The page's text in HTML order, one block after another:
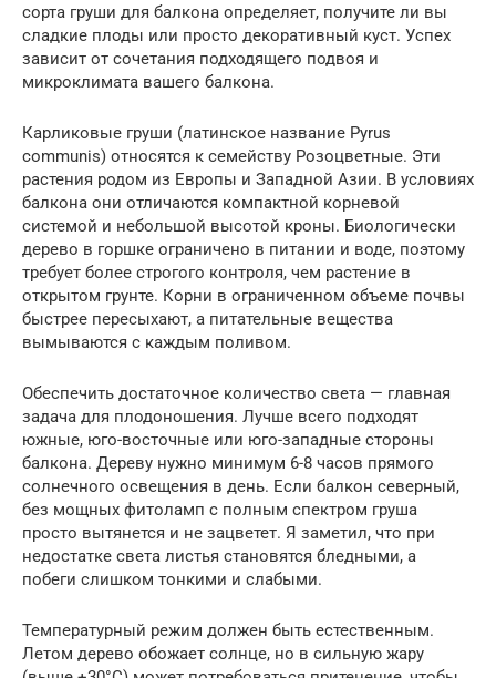
сорта груши для балкона определяет, получите ли вы
сладкие плоды или просто декоративный куст. Успех
зависит от сочетания подходящего подвоя и
микроклимата вашего балкона.
Карликовые груши (латинское название Pyrus
communis) относятся к семейству Розоцветные. Эти
растения родом из Европы и Западной Азии. В условиях
балкона они отличаются компактной корневой
системой и небольшой высотой кроны. Биологически
дерево в горшке ограничено в питании и воде, поэтому
требует более строгого контроля, чем растение в
открытом грунте. Корни в ограниченном объеме почвы
быстрее пересыхают, а питательные вещества
вымываются с каждым поливом.
Обеспечить достаточное количество света — главная
задача для плодоношения. Лучше всего подходят
южные, юго-восточные или юго-западные стороны
балкона. Дереву нужно минимум 6-8 часов прямого
солнечного освещения в день. Если балкон северный,
без мощных фитоламп с полным спектром груша
просто вытянется и не зацветет. Я заметил, что при
недостатке света листья становятся бледными, а
побеги слишком тонкими и слабыми.
Температурный режим должен быть естественным.
Летом дерево обожает солнце, но в сильную жару